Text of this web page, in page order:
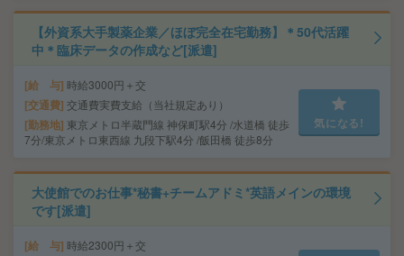
【外資系大手製薬企業／ほぼ完全在宅勤務】＊50代活躍
中＊臨床データの作成など[派遣]
給 与 時給3000円＋交
交通費 交通費実費支給（当社規定あり）
勤務地 東京メトロ半蔵門線 神保町駅4分 /水道橋 徒歩
7分/東京メトロ東西線 九段下駅4分 /飯田橋 徒歩8分
気になる!
大使館でのお仕事*秘書+チームアドミ*英語メインの環境
です[派遣]
給 与 時給2300円＋交